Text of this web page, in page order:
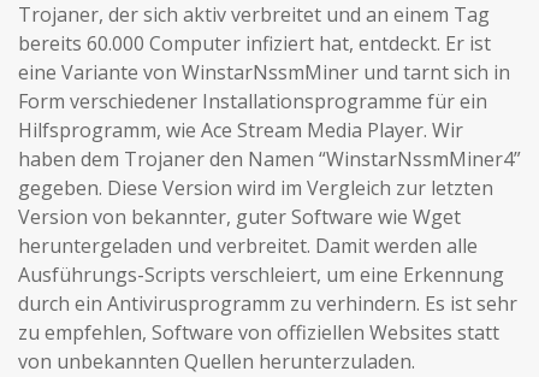
Trojaner, der sich aktiv verbreitet und an einem Tag
bereits 60.000 Computer infiziert hat, entdeckt. Er ist
eine Variante von WinstarNssmMiner und tarnt sich in
Form verschiedener Installationsprogramme für ein
Hilfsprogramm, wie Ace Stream Media Player. Wir
haben dem Trojaner den Namen “WinstarNssmMiner4”
gegeben. Diese Version wird im Vergleich zur letzten
Version von bekannter, guter Software wie Wget
heruntergeladen und verbreitet. Damit werden alle
Ausführungs-Scripts verschleiert, um eine Erkennung
durch ein Antivirusprogramm zu verhindern. Es ist sehr
zu empfehlen, Software von offiziellen Websites statt
von unbekannten Quellen herunterzuladen.